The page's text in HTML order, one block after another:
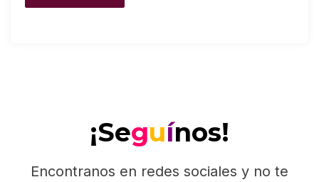
¡Seguínos!
Encontranos en redes sociales y no te